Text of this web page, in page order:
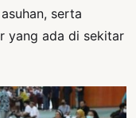
serta
yang ada di sekitar